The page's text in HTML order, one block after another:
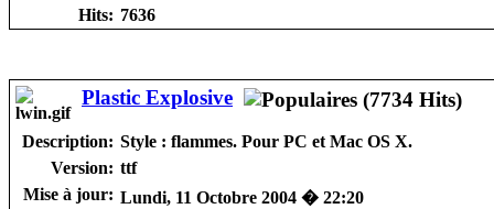
Hits: 7636
Plastic Explosive
Description: Style : flammes. Pour PC et Mac OS X.
Version: ttf
Mise à jour: Lundi, 11 Octobre 2004 � 22:20